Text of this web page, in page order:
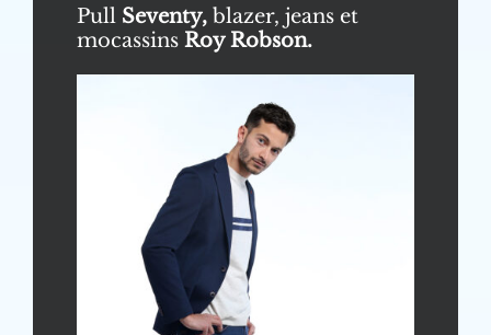
Pull Seventy, blazer, jeans et
mocassinsRoy Robson.